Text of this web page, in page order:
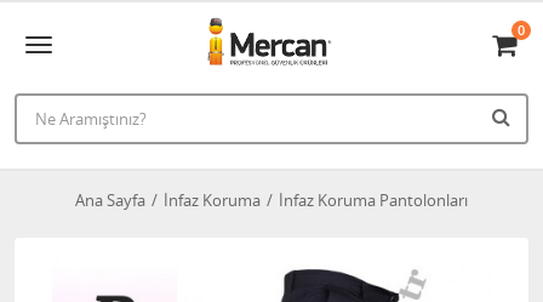
0
Ana Sayfa İnfaz Koruma İnfaz Koruma Pantolonları